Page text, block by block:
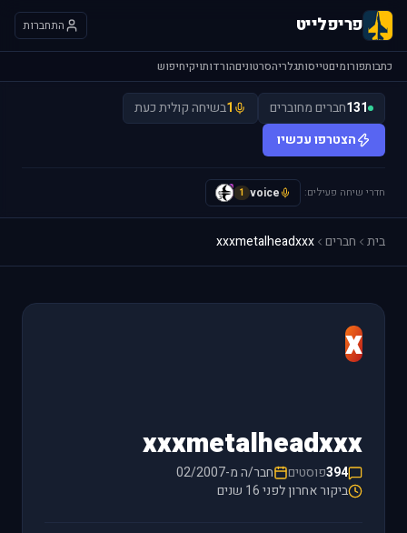
פריפלייט התחברות
כתבותפורומיםטייסותגלריהסרטוניםהורדותויקיחיפוש
131חברים מחוברים 1בשיחה קולית כעת
הצטרפו עכשיו
חדרי שיחה פעילים: voice
1
y
בית חברים xxxmetalheadxxx
x
xxxmetalheadxxx
394פוסטים
חבר/ה מ-02/2007
ביקור אחרון לפני 16 שנים